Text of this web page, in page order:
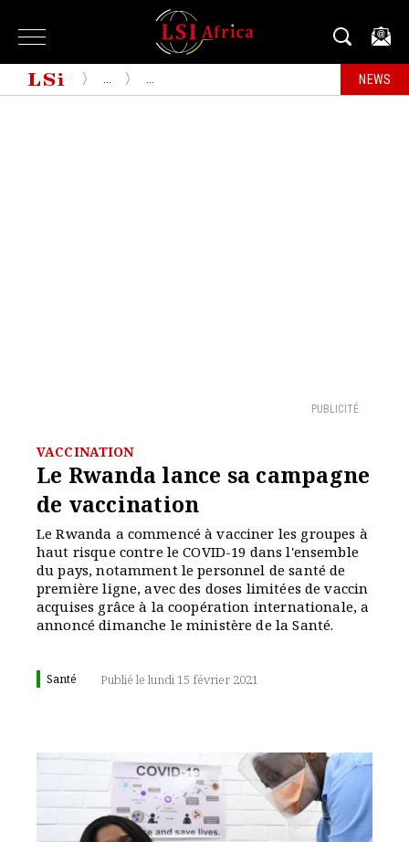
NEWS
PUBLICITÉ
VACCINATION
Le Rwanda lance sa campagne
de vaccination
Le Rwanda a commencé à vacciner les groupes à
haut risque contre le COVID-19 dans l'ensemble
du pays, notamment le personnel de santé de
première ligne, avec des doses limitées de vaccin
acquises grâce à la coopération internationale, a
annoncé dimanche le ministère de la Santé.
Santé Publié le lundi 15 février 2021